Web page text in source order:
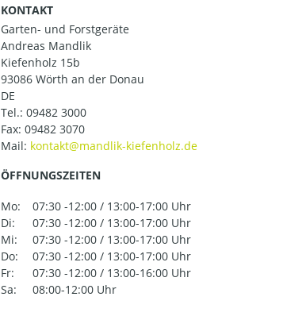
KONTAKT
Garten- und Forstgeräte
Andreas Mandlik
Kiefenholz 15b
93086 Wörth an der Donau
DE
Tel.: 09482 3000
Fax: 09482 3070
Mail:
ÖFFNUNGSZEITEN
Mo:
07:30 -12:00 / 13:00-17:00 Uhr
Di:
07:30 -12:00 / 13:00-17:00 Uhr
Mi:
07:30 -12:00 / 13:00-17:00 Uhr
Do:
07:30 -12:00 / 13:00-17:00 Uhr
Fr:
07:30 -12:00 / 13:00-16:00 Uhr
Sa:
08:00-12:00 Uhr